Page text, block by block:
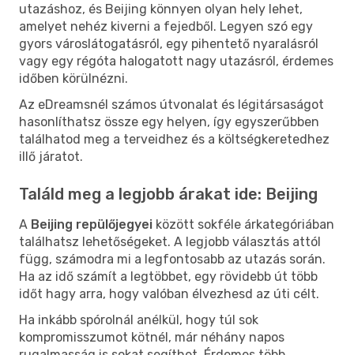
utazáshoz, és Beijing könnyen olyan hely lehet,
amelyet nehéz kiverni a fejedből. Legyen szó egy
gyors városlátogatásról, egy pihentető nyaralásról
vagy egy régóta halogatott nagy utazásról, érdemes
időben körülnézni.
Az eDreamsnél számos útvonalat és légitársaságot
hasonlíthatsz össze egy helyen, így egyszerűbben
találhatod meg a terveidhez és a költségkeretedhez
illő járatot.
Találd meg a legjobb árakat ide: Beijing
A Beijing repülőjegyei között sokféle árkategóriában
találhatsz lehetőségeket. A legjobb választás attól
függ, számodra mi a legfontosabb az utazás során.
Ha az idő számít a legtöbbet, egy rövidebb út több
időt hagy arra, hogy valóban élvezhesd az úti célt.
Ha inkább spórolnál anélkül, hogy túl sok
kompromisszumot kötnél, már néhány napos